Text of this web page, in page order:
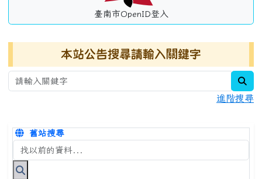
臺南市OpenID登入
本站公告搜尋請輸入關鍵字
進階搜尋
舊站搜尋
搜尋台南市永康國小全球資訊網關鍵字